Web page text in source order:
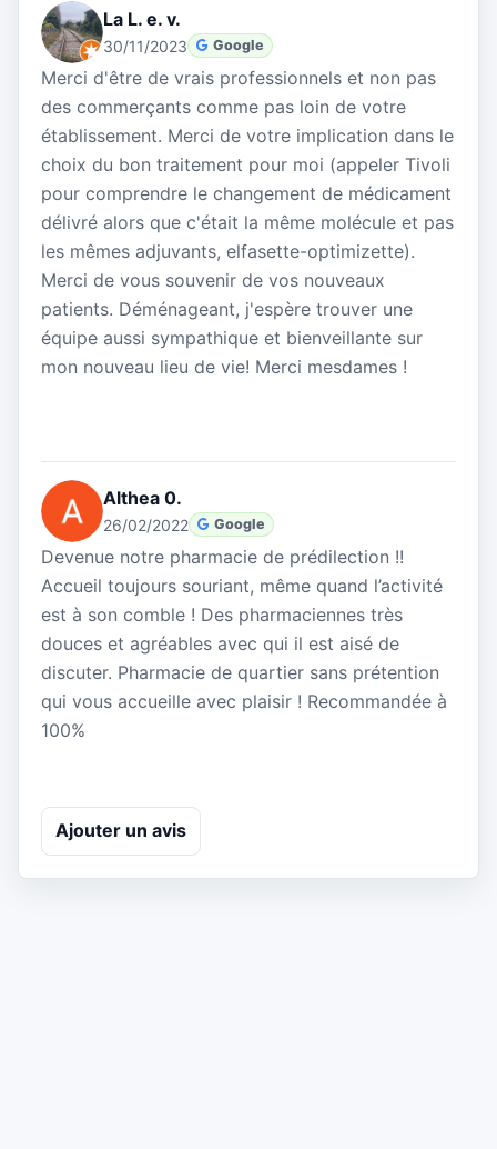
La L. e. v.
30/11/2023 Google
Merci d'être de vrais professionnels et non pas
des commerçants comme pas loin de votre
établissement. Merci de votre implication dans le
choix du bon traitement pour moi (appeler Tivoli
pour comprendre le changement de médicament
délivré alors que c'était la même molécule et pas
les mêmes adjuvants, elfasette-optimizette).
Merci de vous souvenir de vos nouveaux
patients. Déménageant, j'espère trouver une
équipe aussi sympathique et bienveillante sur
mon nouveau lieu de vie! Merci mesdames !
Althea 0.
26/02/2022 Google
Devenue notre pharmacie de prédilection !!
Accueil toujours souriant, même quand l’activité
est à son comble ! Des pharmaciennes très
douces et agréables avec qui il est aisé de
discuter. Pharmacie de quartier sans prétention
qui vous accueille avec plaisir ! Recommandée à
100%
Ajouter un avis